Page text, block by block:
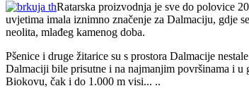
Ratarska proizvodnja je sve do polovice
uvjetima imala iznimno značenje za Dalmaciju, gdje
neolita, mlađeg kamenog doba.
Pšenice i druge žitarice su s prostora Dalmacije
Dalmaciji bile prisutne i na najmanjim površinama i u
Biokovu, čak i do 1.000 m visi... ..